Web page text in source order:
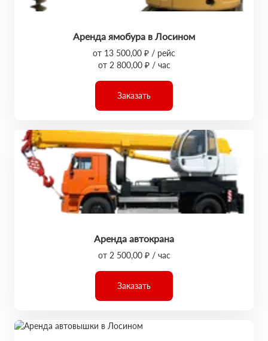
Аренда ямобура в Лосином
от 13 500,00 ₽ / рейс
от 2 800,00 ₽ / час
Заказать
Аренда автокрана
от 2 500,00 ₽ / час
Заказать